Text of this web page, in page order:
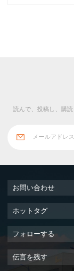
PIR PU PUF 屋根 サ
性、軽量、無毒な
あり、高い断熱要
の屋根に広く使用
などの業界
読んで、投稿し、購
お問い合わせ
ホットタグ
フォローする
伝言を残す